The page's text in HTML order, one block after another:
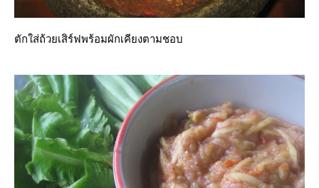
ตักใส่ถ้วยเสิร์ฟพร้อมผักเคียงตามชอบ